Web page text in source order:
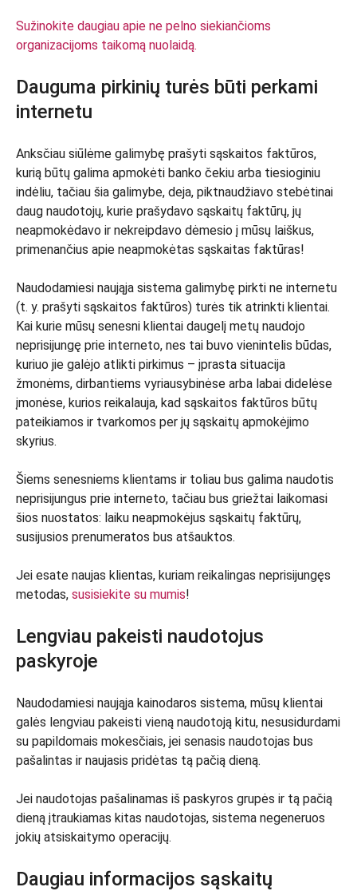
Sužinokite daugiau apie ne pelno siekiančioms
organizacijoms taikomą nuolaidą.
Dauguma pirkinių turės būti perkami
internetu
Anksčiau siūlėme galimybę prašyti sąskaitos faktūros,
kurią būtų galima apmokėti banko čekiu arba tiesioginiu
indėliu, tačiau šia galimybe, deja, piktnaudžiavo stebėtinai
daug naudotojų, kurie prašydavo sąskaitų faktūrų, jų
neapmokėdavo ir nekreipdavo dėmesio į mūsų laiškus,
primenančius apie neapmokėtas sąskaitas faktūras!
Naudodamiesi naująja sistema galimybę pirkti ne internetu
(t. y. prašyti sąskaitos faktūros) turės tik atrinkti klientai.
Kai kurie mūsų senesni klientai daugelį metų naudojo
neprisijungę prie interneto, nes tai buvo vienintelis būdas,
kuriuo jie galėjo atlikti pirkimus – įprasta situacija
žmonėms, dirbantiems vyriausybinėse arba labai didelėse
įmonėse, kurios reikalauja, kad sąskaitos faktūros būtų
pateikiamos ir tvarkomos per jų sąskaitų apmokėjimo
skyrius.
Šiems senesniems klientams ir toliau bus galima naudotis
neprisijungus prie interneto, tačiau bus griežtai laikomasi
šios nuostatos: laiku neapmokėjus sąskaitų faktūrų,
susijusios prenumeratos bus atšauktos.
Jei esate naujas klientas, kuriam reikalingas neprisijungęs
metodas, susisiekite su mumis!
Lengviau pakeisti naudotojus
paskyroje
Naudodamiesi naująja kainodaros sistema, mūsų klientai
galės lengviau pakeisti vieną naudotoją kitu, nesusidurdami
su papildomais mokesčiais, jei senasis naudotojas bus
pašalintas ir naujasis pridėtas tą pačią dieną.
Jei naudotojas pašalinamas iš paskyros grupės ir tą pačią
dieną įtraukiamas kitas naudotojas, sistema negeneruos
jokių atsiskaitymo operacijų.
Daugiau informacijos sąskaitų